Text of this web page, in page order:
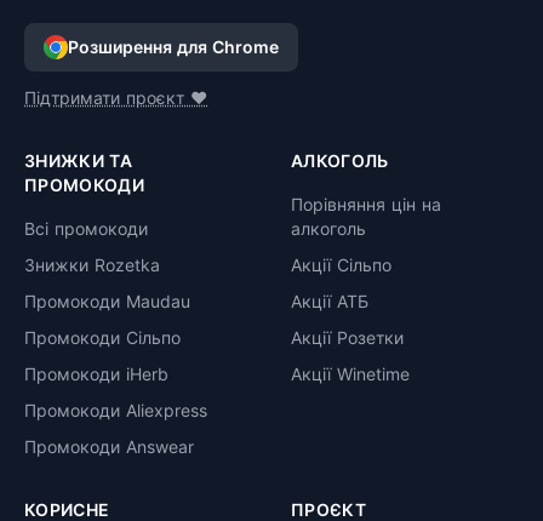
Розширення для Chrome
Підтримати проєкт ❤️
ЗНИЖКИ ТА
ПРОМОКОДИ
Всі промокоди
Знижки Rozetka
Промокоди Maudau
Промокоди Сільпо
Промокоди iHerb
Промокоди Aliexpress
Промокоди Answear
АЛКОГОЛЬ
Порівняння цін на
алкоголь
Акції Сільпо
Акції АТБ
Акції Розетки
Акції Winetime
КОРИСНЕ ПРОЄКТ